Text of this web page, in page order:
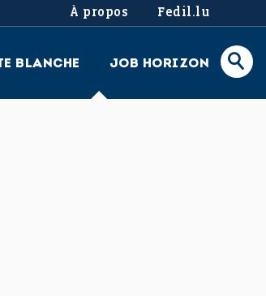
À propos Fedil.lu
BLANCHE JOB HORIZON